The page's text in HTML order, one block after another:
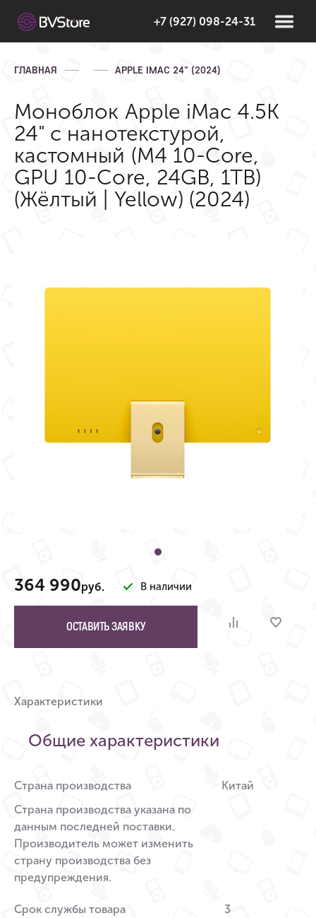
+7 (927) 098-24-31
ГЛАВНАЯ APPLE IMAC 24" (2024)
Моноблок Apple iMac 4.5K
24" с нанотекстурой,
кастомный (M4 10-Core,
GPU 10-Core, 24GB, 1TB)
(Жёлтый | Yellow) (2024)
364 990руб. В наличии
ОСТАВИТЬ ЗАЯВКУ
Характеристики
Общие характеристики
Страна производства
Страна производства указана по
данным последней поставки.
Производитель может изменить
страну производства без
предупреждения.
Китай
Срок службы товара
3